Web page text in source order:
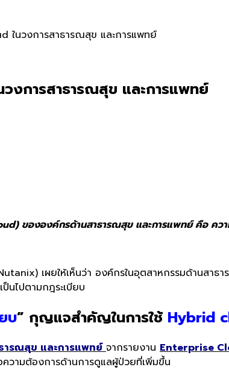
ในวงการสาธารณสุข และการแพทย์
งการสาธารณสุข และการแพทย์
ขององค์กรด้านสาธารณสุข และการแพทย์ คือ คว
เผยให้เห็นว่า องค์กรในอุตสาหกรรมด้านสา
นไปตามกฎระเบียบ
บ” กุญแจสำคัญในการใช้ Hybrid
ารณสุข และการแพทย์ จากรายงาน Enterprise
วามต้องการด้านการดูแลผู้ป่วยที่เพิ่มขึ้น